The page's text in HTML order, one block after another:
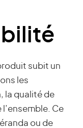
subit un
les
la qualité de
l’ensemble. Ce
ou de